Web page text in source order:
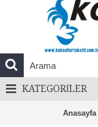
KATEGORILER
Anasayfa